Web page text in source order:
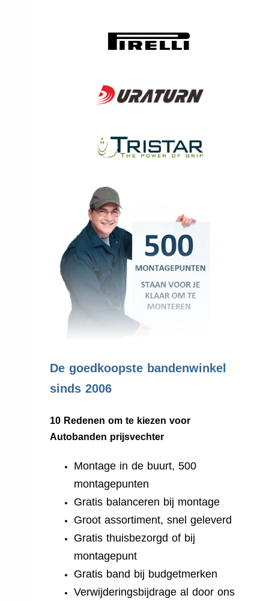
De goedkoopste bandenwinkel
sinds 2006
10 Redenen om te kiezen voor
Autobanden prijsvechter
Montage in de buurt, 500
montagepunten
Gratis balanceren bij montage
Groot assortiment, snel geleverd
Gratis thuisbezorgd of bij
montagepunt
Gratis band bij budgetmerken
Verwijderingsbijdrage al door ons